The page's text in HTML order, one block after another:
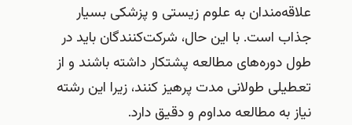
علاقه‌مندان به علوم زیستی و پزشکی بسیار
جذاب است. با این حال، شرکت‌کنندگان باید در
طول دوره‌های مطالعه پشتکار داشته باشند و از
تعطیلی طولانی مدت پرهیز کنند، زیرا این رشته
نیاز به مطالعه مداوم و دقیق دارد.